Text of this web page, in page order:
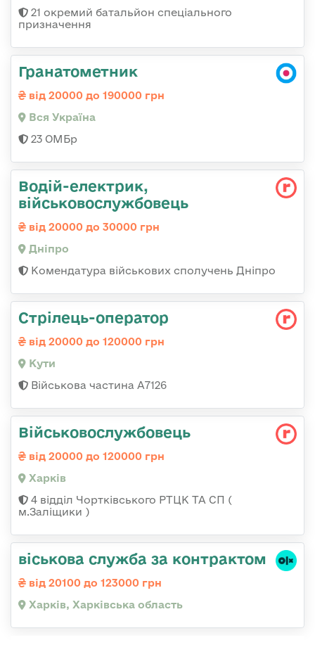
21 окремий батальйон спеціального
призначення
Гранатометник
від 20000 до 190000 грн
Вся Україна
23 ОМБр
Водій-електрик,
військовослужбовець
від 20000 до 30000 грн
Дніпро
Комендатура військових сполучень Дніпро
Стрілець-оператор
від 20000 до 120000 грн
Кути
Військова частина А7126
Військовослужбовець
від 20000 до 120000 грн
Харків
4 відділ Чортківського РТЦК ТА СП (
м.Заліщики )
віськова служба за контрактом
від 20100 до 123000 грн
Харків, Харківська область